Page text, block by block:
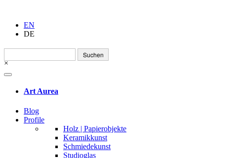
EN
DE
Suchen
nach:
×
Art Aurea
Blog
Profile
Holz | Papierobjekte
Keramikkunst
Schmiedekunst
Studioglas